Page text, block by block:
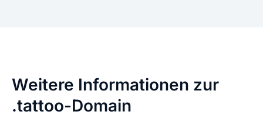
Weitere Informationen zur
.tattoo-Domain